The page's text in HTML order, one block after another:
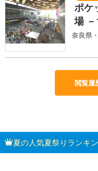
ポケ
場
奈良県
閲覧履
夏の人気夏祭りランキ